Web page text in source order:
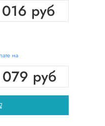
руб
на
руб